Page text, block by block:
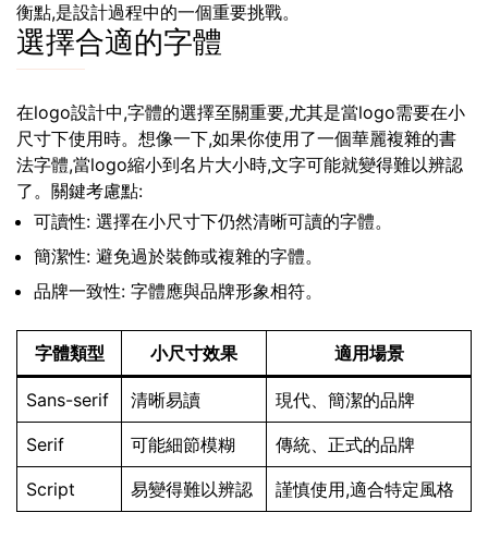
衡點,是設計過程中的一個重要挑戰。
選擇合適的字體
在logo設計中,字體的選擇至關重要,尤其是當logo需要在小
尺寸下使用時。想像一下,如果你使用了一個華麗複雜的書
法字體,當logo縮小到名片大小時,文字可能就變得難以辨認
了。關鍵考慮點:
可讀性: 選擇在小尺寸下仍然清晰可讀的字體。
簡潔性: 避免過於裝飾或複雜的字體。
品牌一致性: 字體應與品牌形象相符。
字體類型 小尺寸效果 適用場景
Sans-serif 清晰易讀 現代、簡潔的品牌
Serif 可能細節模糊 傳統、正式的品牌
Script 易變得難以辨認 謹慎使用,適合特定風格